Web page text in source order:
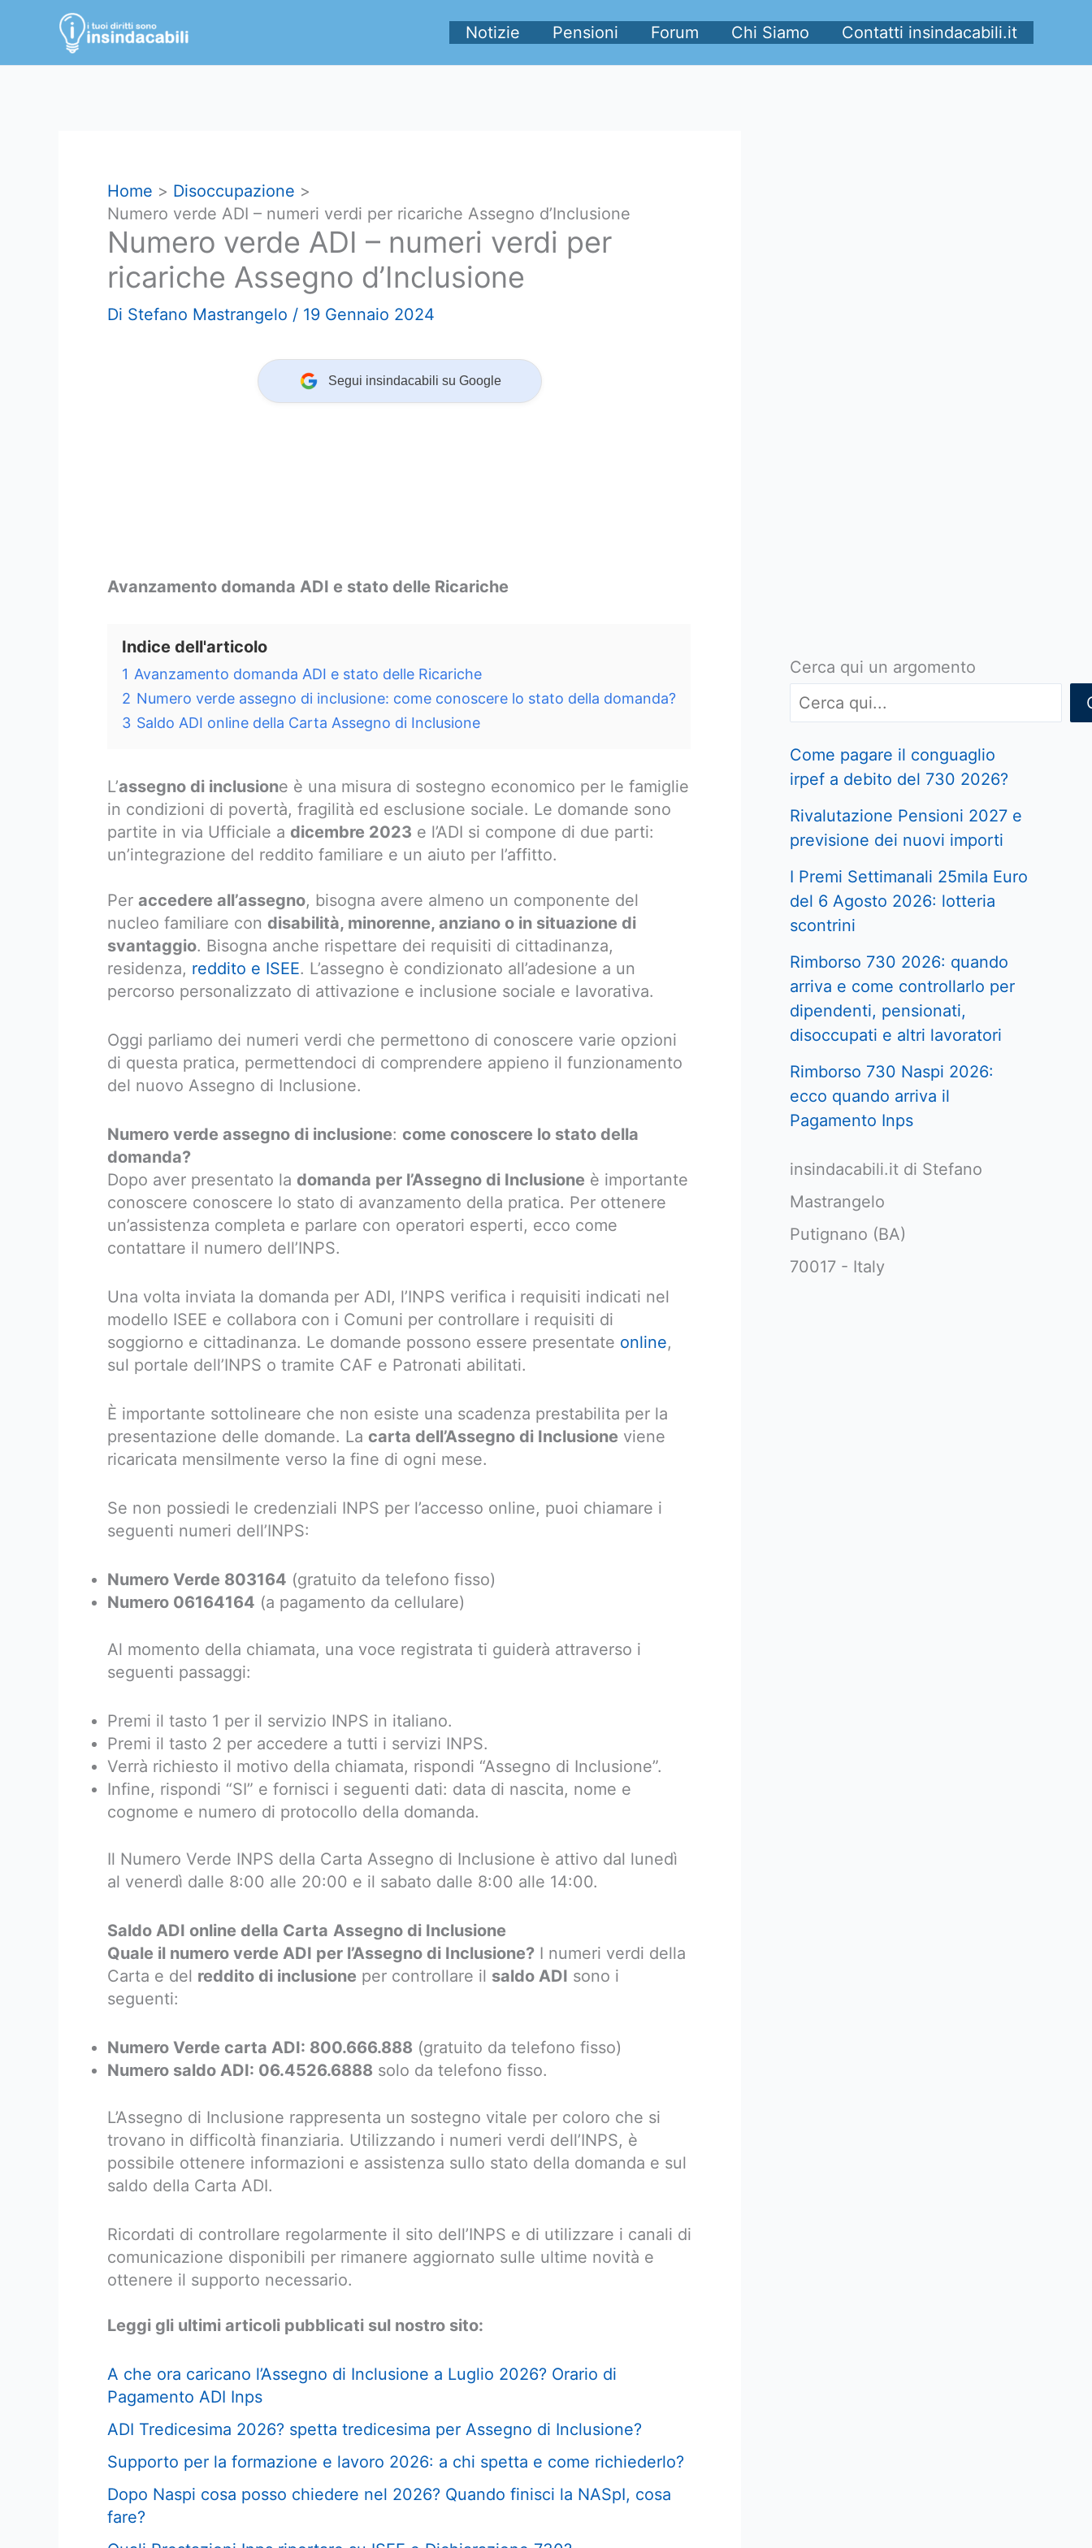
contenuto
Notizie Pensioni Forum Chi Siamo Contatti insindacabili.it
Home
Disoccupazione
Numero verde ADI – numeri verdi per ricariche Assegno d’Inclusione
Numero verde ADI – numeri verdi per
ricariche Assegno d’Inclusione
Di Stefano Mastrangelo / 19 Gennaio 2024
Segui insindacabili su Google
Avanzamento domanda ADI e stato delle Ricariche
Indice dell'articolo
1 Avanzamento domanda ADI e stato delle Ricariche
2 Numero verde assegno di inclusione: come conoscere lo stato della domanda?
3 Saldo ADI online della Carta Assegno di Inclusione
L’assegno di inclusione è una misura di sostegno economico per le famiglie
in condizioni di povertà, fragilità ed esclusione sociale. Le domande sono
partite in via Ufficiale a dicembre 2023 e l’ADI si compone di due parti:
un’integrazione del reddito familiare e un aiuto per l’affitto.
Per accedere all’assegno, bisogna avere almeno un componente del
nucleo familiare con disabilità, minorenne, anziano o in situazione di
svantaggio. Bisogna anche rispettare dei requisiti di cittadinanza,
residenza, reddito e ISEE. L’assegno è condizionato all’adesione a un
percorso personalizzato di attivazione e inclusione sociale e lavorativa.
Oggi parliamo dei numeri verdi che permettono di conoscere varie opzioni
di questa pratica, permettendoci di comprendere appieno il funzionamento
del nuovo Assegno di Inclusione.
Numero verde assegno di inclusione: come conoscere lo stato della
domanda?
Dopo aver presentato la domanda per l’Assegno di Inclusione è importante
conoscere conoscere lo stato di avanzamento della pratica. Per ottenere
un’assistenza completa e parlare con operatori esperti, ecco come
contattare il numero dell’INPS.
Una volta inviata la domanda per ADI, l’INPS verifica i requisiti indicati nel
modello ISEE e collabora con i Comuni per controllare i requisiti di
soggiorno e cittadinanza. Le domande possono essere presentate online,
sul portale dell’INPS o tramite CAF e Patronati abilitati.
È importante sottolineare che non esiste una scadenza prestabilita per la
presentazione delle domande. La carta dell’Assegno di Inclusione viene
ricaricata mensilmente verso la fine di ogni mese.
Se non possiedi le credenziali INPS per l’accesso online, puoi chiamare i
seguenti numeri dell’INPS:
Numero Verde 803164 (gratuito da telefono fisso)
Numero 06164164 (a pagamento da cellulare)
Al momento della chiamata, una voce registrata ti guiderà attraverso i
seguenti passaggi:
Premi il tasto 1 per il servizio INPS in italiano.
Premi il tasto 2 per accedere a tutti i servizi INPS.
Verrà richiesto il motivo della chiamata, rispondi “Assegno di Inclusione”.
Infine, rispondi “SI” e fornisci i seguenti dati: data di nascita, nome e
cognome e numero di protocollo della domanda.
Il Numero Verde INPS della Carta Assegno di Inclusione è attivo dal lunedì
al venerdì dalle 8:00 alle 20:00 e il sabato dalle 8:00 alle 14:00.
Saldo ADI online della Carta Assegno di Inclusione
Quale il numero verde ADI per l’Assegno di Inclusione? I numeri verdi della
Carta e del reddito di inclusione per controllare il saldo ADI sono i
seguenti:
Numero Verde carta ADI: 800.666.888 (gratuito da telefono fisso)
Numero saldo ADI: 06.4526.6888 solo da telefono fisso.
L’Assegno di Inclusione rappresenta un sostegno vitale per coloro che si
trovano in difficoltà finanziaria. Utilizzando i numeri verdi dell’INPS, è
possibile ottenere informazioni e assistenza sullo stato della domanda e sul
saldo della Carta ADI.
Ricordati di controllare regolarmente il sito dell’INPS e di utilizzare i canali di
comunicazione disponibili per rimanere aggiornato sulle ultime novità e
ottenere il supporto necessario.
Leggi gli ultimi articoli pubblicati sul nostro sito:
A che ora caricano l’Assegno di Inclusione a Luglio 2026? Orario di
Pagamento ADI Inps
ADI Tredicesima 2026? spetta tredicesima per Assegno di Inclusione?
Supporto per la formazione e lavoro 2026: a chi spetta e come richiederlo?
Dopo Naspi cosa posso chiedere nel 2026? Quando finisci la NASpI, cosa
fare?
Cerca qui un argomento
Come pagare il conguaglio
irpef a debito del 730 2026?
Rivalutazione Pensioni 2027 e
previsione dei nuovi importi
I Premi Settimanali 25mila Euro
del 6 Agosto 2026: lotteria
scontrini
Rimborso 730 2026: quando
arriva e come controllarlo per
dipendenti, pensionati,
disoccupati e altri lavoratori
Rimborso 730 Naspi 2026:
ecco quando arriva il
Pagamento Inps
insindacabili.it di Stefano
Mastrangelo
Putignano (BA)
70017 - Italy